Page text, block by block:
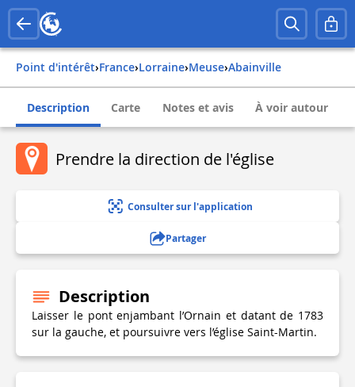
Point d'intérêt› france› lorraine› meuse› abainville
Description Carte Notes et avis À voir autour
Prendre la direction de l'église
Consulter sur l'application
Partager
Description
Laisser le pont enjambant l’Ornain et datant de 1783
sur la gauche, et poursuivre vers l’église Saint-Martin.